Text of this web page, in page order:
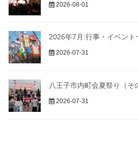
2026-08-01
2026年7月:行事・イベント
2026-07-31
八王子市内町会夏祭り（そ
2026-07-31